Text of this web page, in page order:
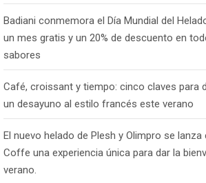
Badiani conmemora el Día Mundial del
un mes gratis y un 20% de descuento en
sabores
Café, croissant y tiempo: cinco claves para
un desayuno al estilo francés este verano
El nuevo helado de Plesh y Olimpro se lanza
Coffe una experiencia única para dar la
verano.